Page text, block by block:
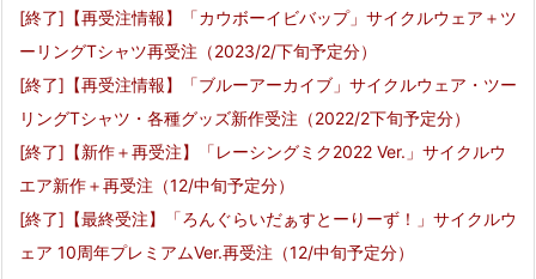
[終了]【再受注情報】「カウボーイビバップ」サイクルウェア＋ツ
ーリングTシャツ再受注（2023/2/下旬予定分）
[終了]【再受注情報】「ブルーアーカイブ」サイクルウェア・ツー
リングTシャツ・各種グッズ新作受注（2022/2下旬予定分）
[終了]【新作＋再受注】「レーシングミク2022 Ver.」サイクルウ
エア新作＋再受注（12/中旬予定分）
[終了]【最終受注】「ろんぐらいだぁすとーりーず！」サイクルウ
ェア 10周年プレミアムVer.再受注（12/中旬予定分）